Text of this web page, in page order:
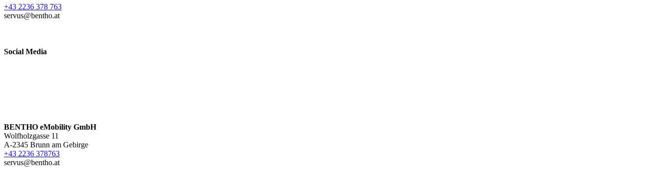
+43 2236 378 763
servus@bentho.at
Social Media
BENTHO eMobility GmbH
Wolfholzgasse 11
A-2345 Brunn am Gebirge
+43 2236 378763
servus@bentho.at